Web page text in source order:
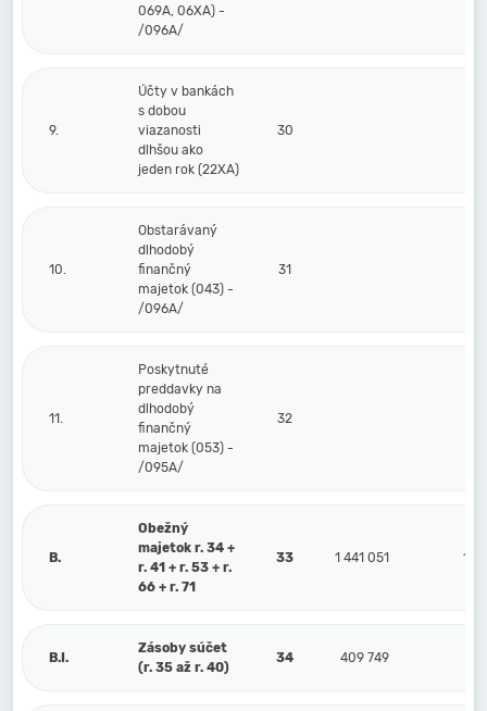
069A, 06XA) -
/096A/
9.
Účty v bankách
s dobou
viazanosti
dlhšou ako
jeden rok (22XA)
30
10.
Obstarávaný
dlhodobý
finančný
majetok (043) -
/096A/
31
11.
Poskytnuté
preddavky na
dlhodobý
finančný
majetok (053) -
/095A/
32
B.
Obežný
majetok r. 34 +
r. 41 + r. 53 + r.
66 + r. 71
33 1 441 051 19
B.I.
Zásoby súčet
(r. 35 až r. 40)
34 409 749